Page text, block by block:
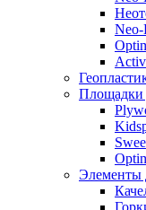
Neo-
Площадки
Элементы